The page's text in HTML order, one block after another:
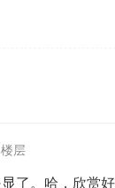
层
了。哈，欣赏